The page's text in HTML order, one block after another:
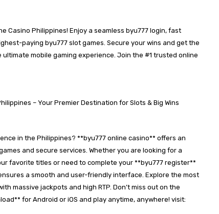
Casino Philippines! Enjoy a seamless byu777 login, fast
paying byu777 slot games. Secure your wins and get the
mobile gaming experience. Join the #1 trusted online
– Your Premier Destination for Slots & Big Wins
in the Philippines? **byu777 online casino** offers an
and secure services. Whether you are looking for a
favorite titles or need to complete your **byu777 register**
a smooth and user-friendly interface. Explore the most
massive jackpots and high RTP. Don’t miss out on the
for Android or iOS and play anytime, anywhere! visit: